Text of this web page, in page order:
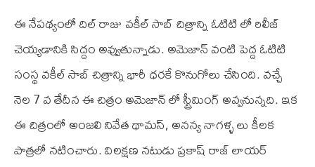
ఈ నేపథ్యంలో దిల్ రాజు వకీల్ సాబ్ చిత్రాన్ని ఓ‌టి‌టి లో రిలీజ్
చెయ్యడానికి సిద్దం అవ్వుతున్నాడు. అమెజాన్ వంటి పెద్ద ఓ‌టి‌టి
సంస్థ వకీల్ సాబ్ చిత్రాన్ని భారీ ధరకే కొనుగోలు చేసింది. వచ్చే
నెల 7 వ తేదీన ఈ చిత్రం అమెజాన్ లో స్ట్రీమింగ్ అవ్వనున్నది. ఇక
ఈ చిత్రంలో అంజలి నివేత థామస్, అనన్య నాగళ్ళ లు కీలక
పాత్రలో నటించారు. విలక్షణ నటుడు ప్రకాష్ రాజ్ లాయర్